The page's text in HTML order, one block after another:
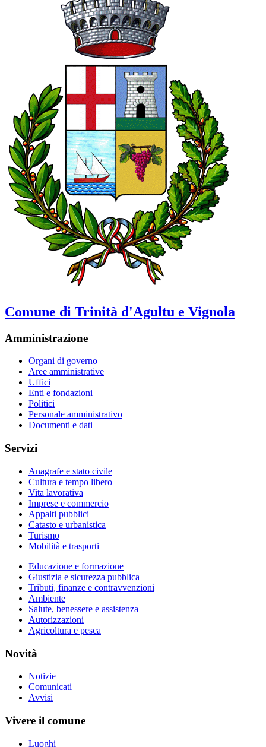
Comune di Trinità d'Agultu e Vignola
Amministrazione
Organi di governo
Aree amministrative
Uffici
Enti e fondazioni
Politici
Personale amministrativo
Documenti e dati
Servizi
Anagrafe e stato civile
Cultura e tempo libero
Vita lavorativa
Imprese e commercio
Appalti pubblici
Catasto e urbanistica
Turismo
Mobilità e trasporti
Educazione e formazione
Giustizia e sicurezza pubblica
Tributi, finanze e contravvenzioni
Ambiente
Salute, benessere e assistenza
Autorizzazioni
Agricoltura e pesca
Novità
Notizie
Comunicati
Avvisi
Vivere il comune
Luoghi